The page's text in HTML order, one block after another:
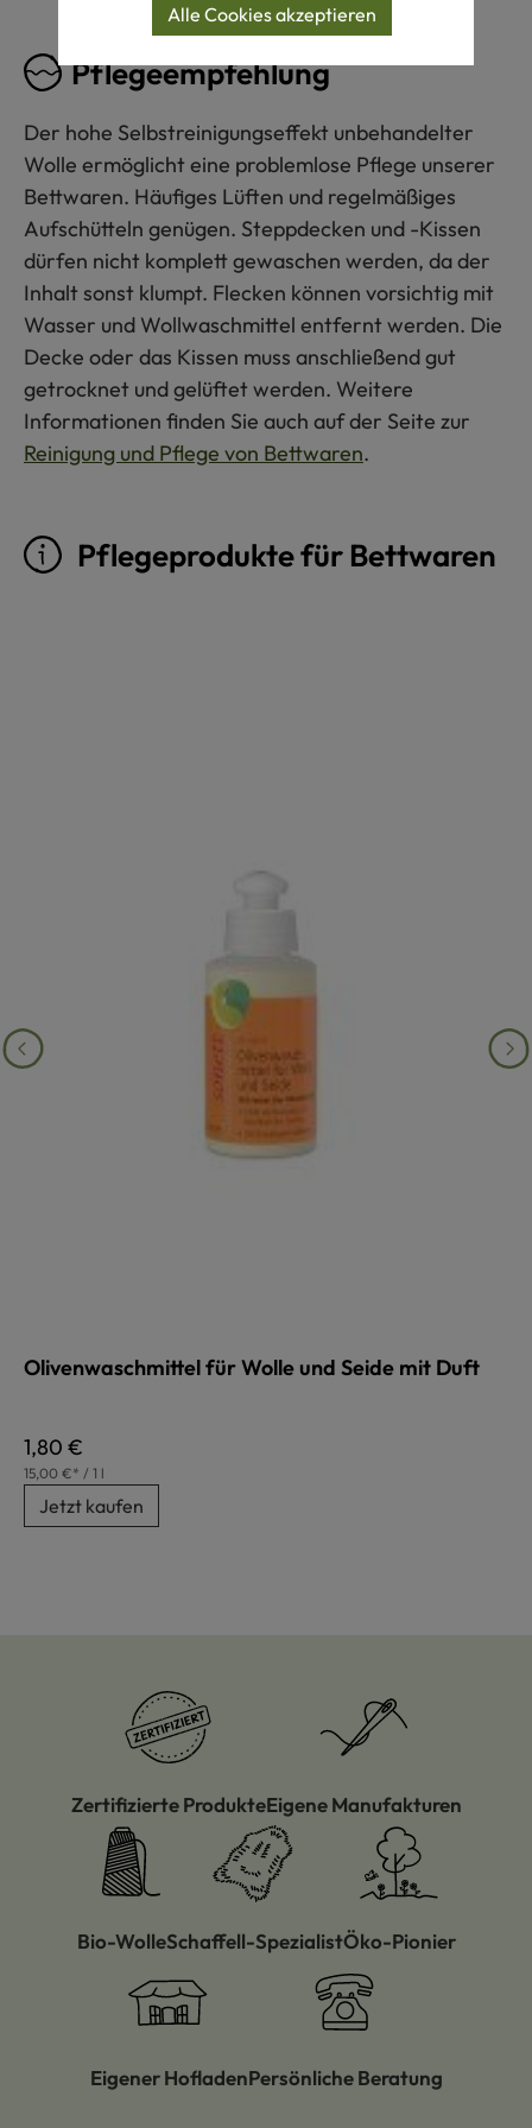
Pflegeempfehlung
Der hohe Selbstreinigungseffekt unbehandelter
Wolle ermöglicht eine problemlose Pflege unserer
Bettwaren. Häufiges Lüften und regelmäßiges
Aufschütteln genügen. Steppdecken und -Kissen
dürfen nicht komplett gewaschen werden, da der
Inhalt sonst klumpt. Flecken können vorsichtig mit
Wasser und Wollwaschmittel entfernt werden. Die
Decke oder das Kissen muss anschließend gut
getrocknet und gelüftet werden. Weitere
Informationen finden Sie auch auf der Seite zur
Reinigung und Pflege von Bettwaren.
Pflegeprodukte für Bettwaren
Olivenwaschmittel für Wolle und Seide mit Duft
Regulärer Preis:
1,80 €
15,00 €* / 1 l
Jetzt kaufen
Zertifizierte ProdukteEigene Manufakturen
Bio-WolleSchaffell-SpezialistÖko-Pionier
Eigener HofladenPersönliche Beratung
Alle Cookies akzeptieren